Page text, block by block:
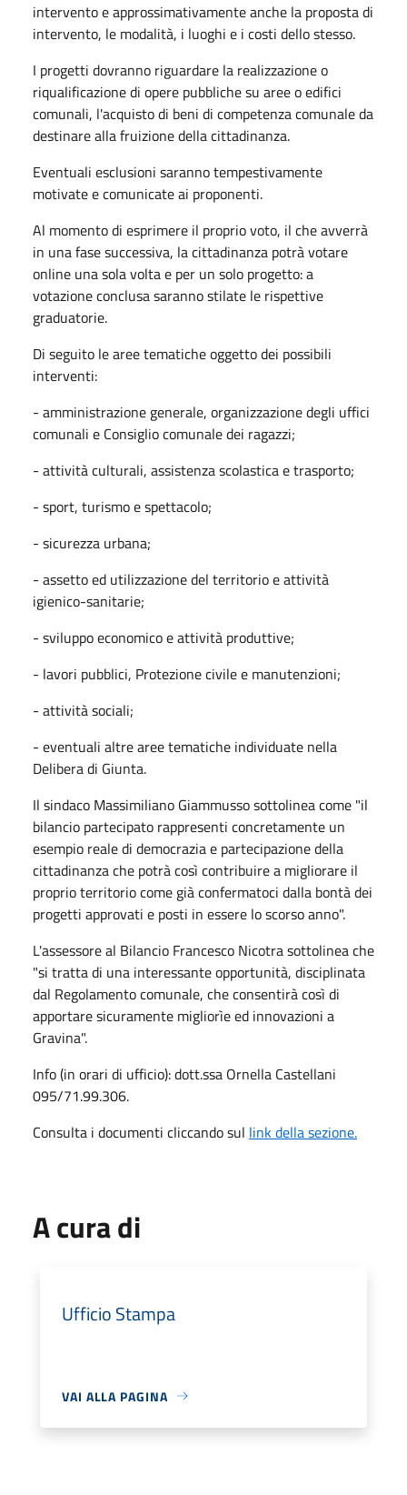
intervento e approssimativamente anche la proposta di
intervento, le modalità, i luoghi e i costi dello stesso.
I progetti dovranno riguardare la realizzazione o
riqualificazione di opere pubbliche su aree o edifici
comunali, l'acquisto di beni di competenza comunale da
destinare alla fruizione della cittadinanza.
Eventuali esclusioni saranno tempestivamente
motivate e comunicate ai proponenti.
Al momento di esprimere il proprio voto, il che avverrà
in una fase successiva, la cittadinanza potrà votare
online una sola volta e per un solo progetto: a
votazione conclusa saranno stilate le rispettive
graduatorie.
Di seguito le aree tematiche oggetto dei possibili
interventi:
- amministrazione generale, organizzazione degli uffici
comunali e Consiglio comunale dei ragazzi;
- attività culturali, assistenza scolastica e trasporto;
- sport, turismo e spettacolo;
- sicurezza urbana;
- assetto ed utilizzazione del territorio e attività
igienico-sanitarie;
- sviluppo economico e attività produttive;
- lavori pubblici, Protezione civile e manutenzioni;
- attività sociali;
- eventuali altre aree tematiche individuate nella
Delibera di Giunta.
Il sindaco Massimiliano Giammusso sottolinea come "il
bilancio partecipato rappresenti concretamente un
esempio reale di democrazia e partecipazione della
cittadinanza che potrà così contribuire a migliorare il
proprio territorio come già confermatoci dalla bontà dei
progetti approvati e posti in essere lo scorso anno".
L'assessore al Bilancio Francesco Nicotra sottolinea che
"si tratta di una interessante opportunità, disciplinata
dal Regolamento comunale, che consentirà così di
apportare sicuramente migliorìe ed innovazioni a
Gravina".
Info (in orari di ufficio): dott.ssa Ornella Castellani
095/71.99.306.
Consulta i documenti cliccando sul link della sezione.
A cura di
Ufficio Stampa
VAI ALLA PAGINA